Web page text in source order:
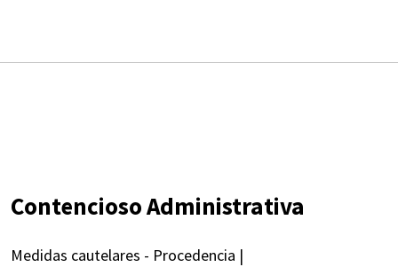
Contencioso Administrativa
Medidas cautelares - Procedencia |